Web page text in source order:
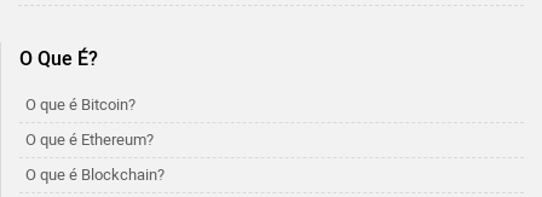
O Que É?
O que é Bitcoin?
O que é Ethereum?
O que é Blockchain?